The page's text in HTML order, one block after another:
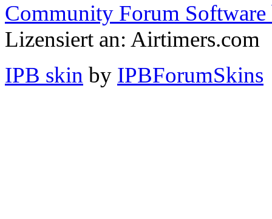
Community Forum Software
Lizensiert an: Airtimers.com
IPB skin by IPBForumSkins